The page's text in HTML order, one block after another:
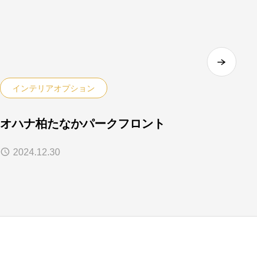
インテリアオプション
オハナ柏たなかパークフロント
2024.12.30